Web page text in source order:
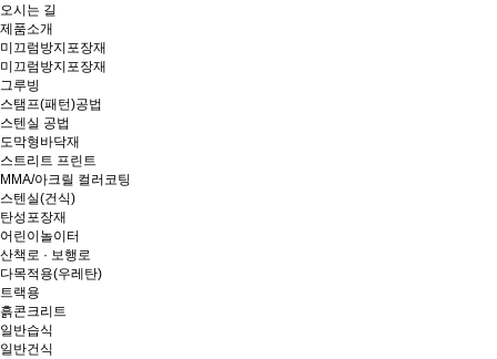
오시는 길
제품소개
미끄럼방지포장재
미끄럼방지포장재
그루빙
스탬프(패턴)공법
스텐실 공법
도막형바닥재
스트리트 프린트
MMA/아크릴 컬러코팅
스텐실(건식)
탄성포장재
어린이놀이터
산책로 · 보행로
다목적용(우레탄)
트랙용
흙콘크리트
일반습식
일반건식